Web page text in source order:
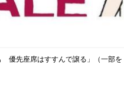
優先座席はすすんで譲る」（一部を